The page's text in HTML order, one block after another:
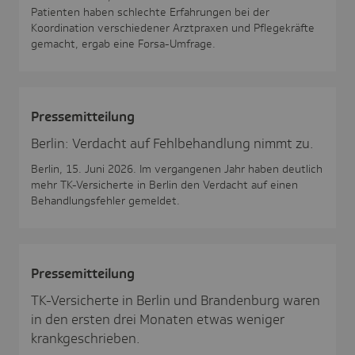
Patienten haben schlechte Erfahrungen bei der
Koordination verschiedener Arztpraxen und Pflegekräfte
gemacht, ergab eine Forsa-Umfrage.
Pres­se­mit­tei­lung
Berlin: Verdacht auf Fehlbehandlung nimmt zu.
Berlin, 15. Juni 2026. Im vergangenen Jahr haben deutlich
mehr TK-Versicherte in Berlin den Verdacht auf einen
Behandlungsfehler gemeldet.
Pres­se­mit­tei­lung
TK-Versicherte in Berlin und Brandenburg waren
in den ersten drei Monaten etwas weniger
krankgeschrieben.